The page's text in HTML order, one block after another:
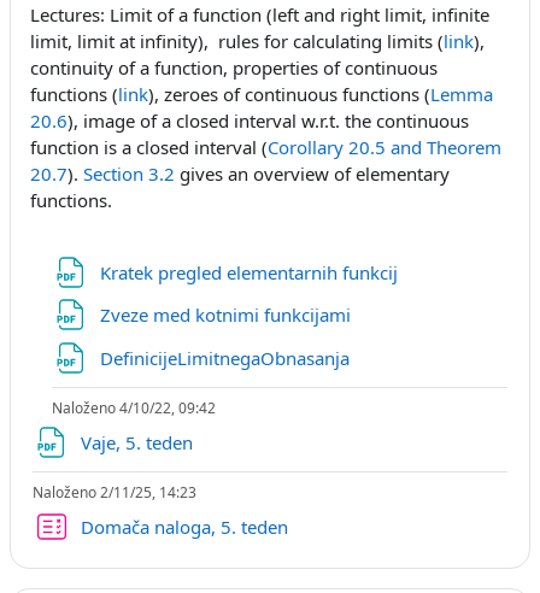
Lectures: Limit of a function (left and right limit, infinite
limit, limit at infinity), rules for calculating limits (link),
continuity of a function, properties of continuous
functions (link), zeroes of continuous functions (Lemma
20.6), image of a closed interval w.r.t. the continuous
function is a closed interval (Corollary 20.5 and Theorem
20.7). Section 3.2 gives an overview of elementary
functions.
Kratek pregled elementarnih funkcij
Zveze med kotnimi funkcijami
DefinicijeLimitnegaObnasanja
Naloženo 4/10/22, 09:42
Vaje, 5. teden
Naloženo 2/11/25, 14:23
Domača naloga, 5. tedenKviz